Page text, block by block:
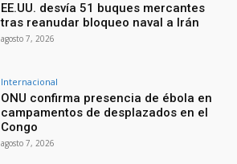
EE.UU. desvía 51 buques mercantes
tras reanudar bloqueo naval a Irán
agosto 7, 2026
Internacional
ONU confirma presencia de ébola en
campamentos de desplazados en el
Congo
agosto 7, 2026